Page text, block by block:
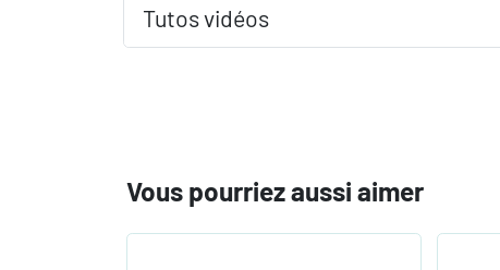
Tutos vidéos
Vous pourriez aussi aimer